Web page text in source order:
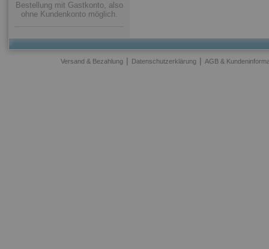
Bestellung mit Gastkonto, also
ohne Kundenkonto möglich.
Versand & Bezahlung | Datenschutzerklärung | AGB &